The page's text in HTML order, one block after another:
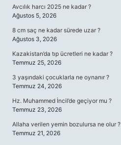
Avcılık harcı 2025 ne kadar ?
Ağustos 5, 2026
8 cm saç ne kadar sürede uzar ?
Ağustos 3, 2026
Kazakistan’da tıp ücretleri ne kadar ?
Temmuz 25, 2026
3 yaşındaki çocuklarla ne oynanır ?
Temmuz 24, 2026
Hz. Muhammed İncil’de geçiyor mu ?
Temmuz 23, 2026
Allaha verilen yemin bozulursa ne olur ?
Temmuz 21, 2026